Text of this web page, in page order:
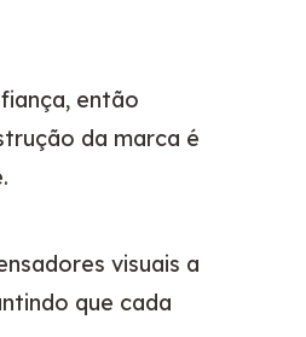
da marca é
visuais a
que cada